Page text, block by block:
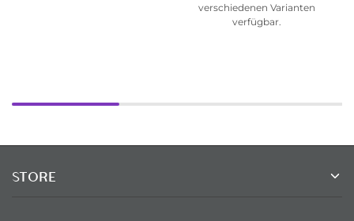
verschiedenen Varianten
verfügbar.
STORE